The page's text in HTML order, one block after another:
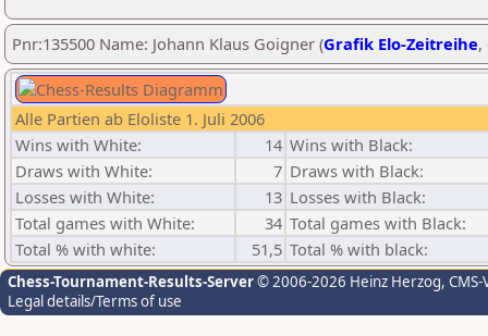
Pnr:135500 Name: Johann Klaus Goigner (Grafik Elo-Zeitreihe,
Alle Partien ab Eloliste 1. Juli 2006
Wins with White:
14 Wins with Black:
Draws with White:
7 Draws with Black:
Losses with White:
13 Losses with Black:
Total games with White:
34 Total games with Black:
Total % with white:
51,5 Total % with black:
Chess-Tournament-Results-Server© 2006-2026 Heinz Herzog,
Legal details/Terms of use